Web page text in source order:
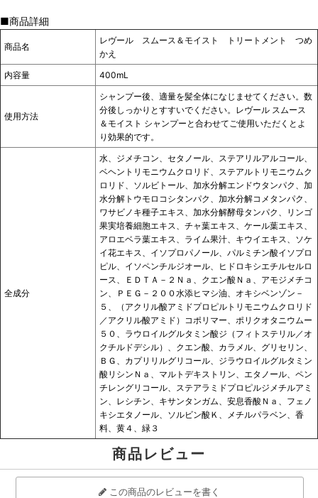
■商品詳細
商品名
レヴール スムース＆モイスト トリートメント つめ
かえ
内容量
400mL
使用方法
シャンプー後、適量を髪全体になじませてください。数
分後しっかりとすすいでください。レヴール スムース
＆モイスト シャンプーと合わせてご使用いただくとよ
り効果的です。
全成分
水、ジメチコン、セタノール、ステアリルアルコール、
ベヘントリモニウムクロリド、ステアルトリモニウムク
ロリド、ソルビトール、加水分解エンドウタンパク、加
水分解トウモロコシタンパク、加水分解コメタンパク、
ワサビノキ種子エキス、加水分解酵母タンパク、リンゴ
果実培養細胞エキス、チャ葉エキス、ケール葉エキス、
アロエベラ葉エキス、ライム果汁、キウイエキス、ソケ
イ花エキス、イソプロパノール、パルミチン酸イソプロ
ピル、イソペンチルジオール、ヒドロキシエチルセルロ
ース、ＥＤＴＡ－２Ｎａ、クエン酸Ｎａ、アモジメチコ
ン、ＰＥＧ－２００水添ヒマシ油、オキシベンゾン－
５、（アクリル酸アミドプロピルトリモニウムクロリド
／アクリル酸アミド）コポリマー、ポリクオタニウムー
５０、ラウロイルグルタミン酸ジ（フィトステリル／オ
クチルドデシル）、クエン酸、カラメル、グリセリン、
ＢＧ、カプリリルグリコール、ジラウロイルグルタミン
酸リシンＮａ、マルトデキストリン、エタノール、ペン
チレングリコール、ステアラミドプロピルジメチルアミ
ン、レシチン、キサンタンガム、安息香酸Ｎａ、フェノ
キシエタノール、ソルビン酸Ｋ、メチルパラベン、香
料、黄４、緑３
商品レビュー
この商品のレビューを書く